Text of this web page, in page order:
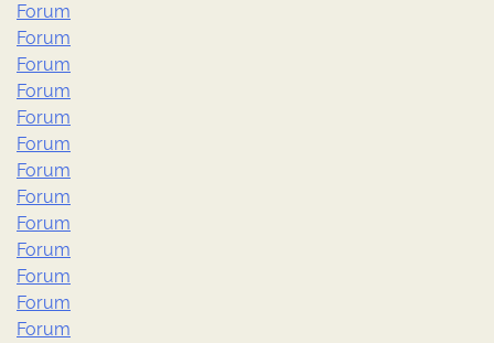
Forum
Forum
Forum
Forum
Forum
Forum
Forum
Forum
Forum
Forum
Forum
Forum
Forum